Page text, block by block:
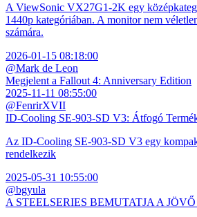
A ViewSonic VX27G1-2K egy
1440p kategóriában. A monitor nem
számára.
2026-01-15 08:18:00
@Mark de Leon
Megjelent a Fallout 4: Anniversary Edition
2025-11-11 08:55:00
@FenrirXVII
ID-Cooling SE-903-SD V3: Átfogó
Az ID-Cooling SE-903-SD V3 egy
rendelkezik
2025-05-31 10:55:00
@bgyula
A STEELSERIES BEMUTATJA A